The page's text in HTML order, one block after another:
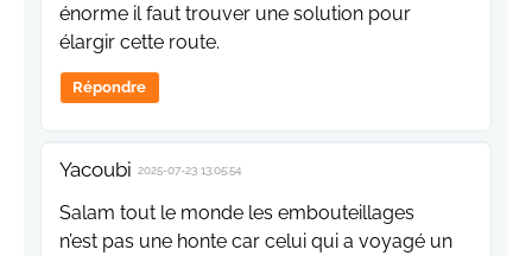
énorme il faut trouver une solution pour
élargir cette route.
Répondre
Yacoubi 2025-07-23 13:05:54
Salam tout le monde les embouteillages
n’est pas une honte car celui qui a voyagé un